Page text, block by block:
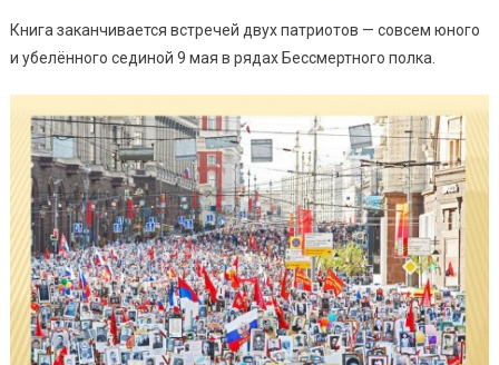
Книга заканчивается встречей двух патриотов — совсем юного
и убелённого сединой 9 мая в рядах Бессмертного полка.